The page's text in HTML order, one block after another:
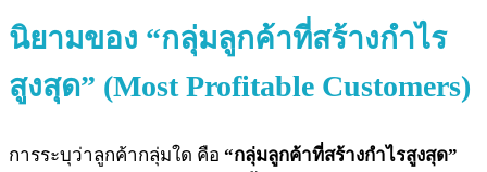
นิยามของ “กลุ่มลูกค้าที่สร้างกำไร
สูงสุด” (Most Profitable Customers)
การระบุว่าลูกค้ากลุ่มใด คือ “กลุ่มลูกค้าที่สร้างกำไรสูงสุด”